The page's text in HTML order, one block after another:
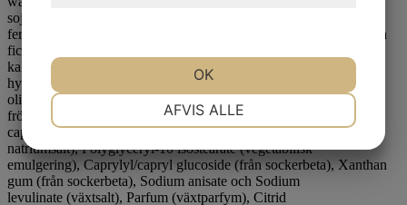
soja), Leuconostoc/Radish root ferment filtrate (prebiotika från
fermenterad rädisa), Opuntia ficus-indica stem extract och Opuntia
ficus-indica callus culture extract, (extrakt från olika delar på
kaktusfikon), Sodium hyaluronate (koncentrerad
hyaluronsyra), Sodium dilauramidoglutamide lysine (från raps,
olivolja och kakaosmör), Sodium phytate (salt från
frön), Biosaccharide gum-1 (från majs och soja), Glyceryl
caprylate (från bl.a kokos), Sodium benzoate (vegetabiliskt
natriumsalt), Polyglyceryl-10 isostearate (vegetabilisk
emulgering), Caprylyl/capryl glucoside (från sockerbeta), Xanthan
gum (från sockerbeta), Sodium anisate och Sodium
levulinate (växtsalt), Parfum (växtparfym), Citrid
MARKETING STATISTIK
AFVIS ALLE
OK